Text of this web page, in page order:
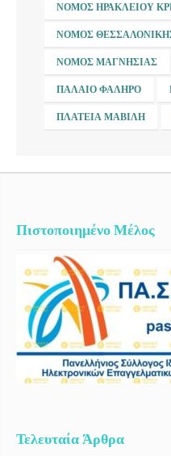
ΝΟΜΌΣ ΗΡΑΚΛΕΊΟΥ
ΝΟΜΌΣ
ΝΟΜΌΣ ΜΑΓΝΗΣΊΑΣ
ΠΑΛΑΙΌ ΦΆΛΗΡΟ
ΠΛΑΤΕΊΑ ΜΑΒΊΛΗ
Πιστοποιημένο Μέλος
Τελευταία Άρθρα